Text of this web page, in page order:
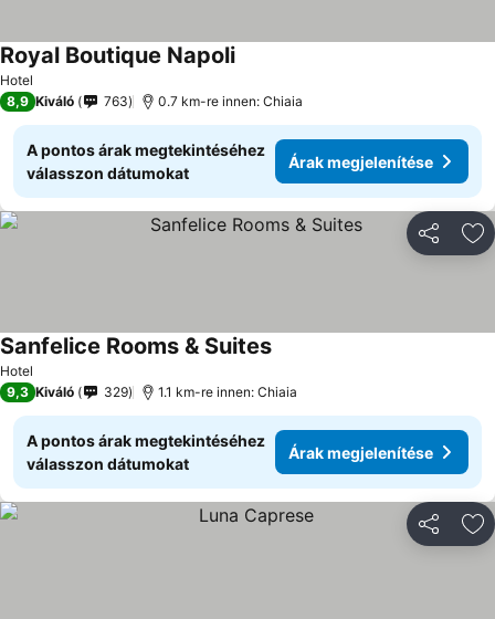
Hotel
Royal Boutique Napoli
8,9 Kiváló 763 0.7 km-re innen: Chiaia
A pontos árak megtekintéséhez
válasszon dátumokat
Árak megjelenítése
Hotel
Sanfelice Rooms & Suites
9,3 Kiváló 329 1.1 km-re innen: Chiaia
A pontos árak megtekintéséhez
válasszon dátumokat
Árak megjelenítése